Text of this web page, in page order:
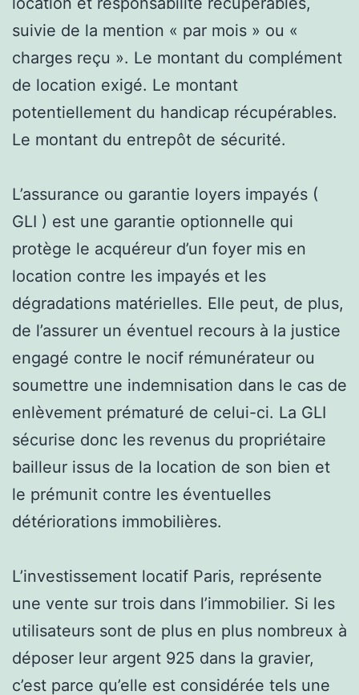
suivie de la mention « par mois » ou «
charges reçu ». Le montant du complément
de location exigé. Le montant
potentiellement du handicap récupérables.
Le montant du entrepôt de sécurité.
L’assurance ou garantie loyers impayés (
GLI ) est une garantie optionnelle qui
protège le acquéreur d’un foyer mis en
location contre les impayés et les
dégradations matérielles. Elle peut, de plus,
de l’assurer un éventuel recours à la justice
engagé contre le nocif rémunérateur ou
soumettre une indemnisation dans le cas de
enlèvement prématuré de celui-ci. La GLI
sécurise donc les revenus du propriétaire
bailleur issus de la location de son bien et
le prémunit contre les éventuelles
détériorations immobilières.
L’investissement locatif Paris, représente
une vente sur trois dans l’immobilier. Si les
utilisateurs sont de plus en plus nombreux à
déposer leur argent 925 dans la gravier,
c’est parce qu’elle est considérée tels une